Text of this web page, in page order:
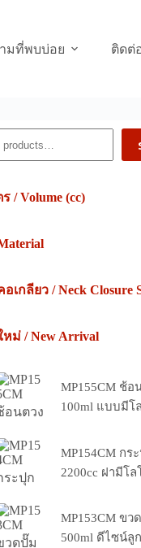
มที่พบบ่อย ติดต่
/ Volume (cc)
เกลียว / Neck Closure
ม่ / New Arrival
MP155CM ช้อ
100ml แบบมีโ
MP154CM กร
2200cc ฝามีโล
MP153CM ขว
500ml ดีไซน์ลู